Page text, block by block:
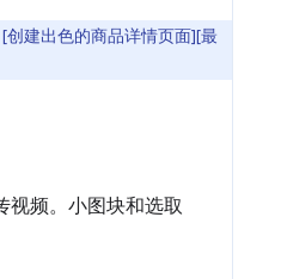
建出色的商品详情页面][最
视频。小图块和选取